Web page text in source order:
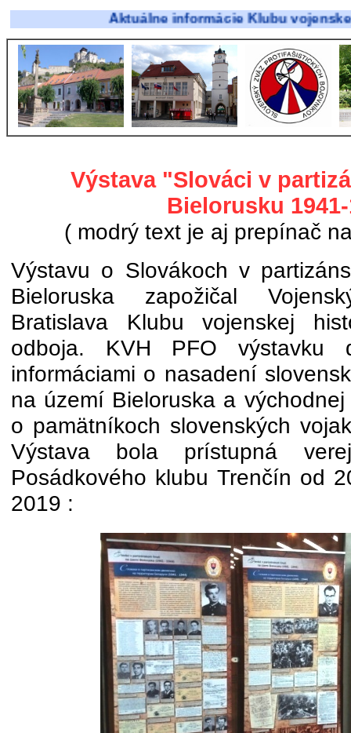
Aktuálne informácie Klubu vojenskej
Výstava "Slováci v
Bielorusku
( modrý text je aj prepínač
Výstavu o Slovákoch v
Bieloruska zapožičal
Bratislava Klubu vojenskej
odboja. KVH PFO
informáciami o nasadení
na území Bieloruska a
o pamätníkoch slovenských
Výstava bola prístupná
Posádkového klubu Trenčín od
2019 :